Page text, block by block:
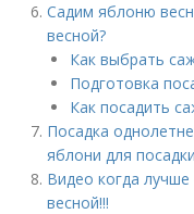
Садим яблоню
весной?
Как выбрать
Подготовка
Как посадить
Посадка
яблони для посадки
Видео когда
весной!!!